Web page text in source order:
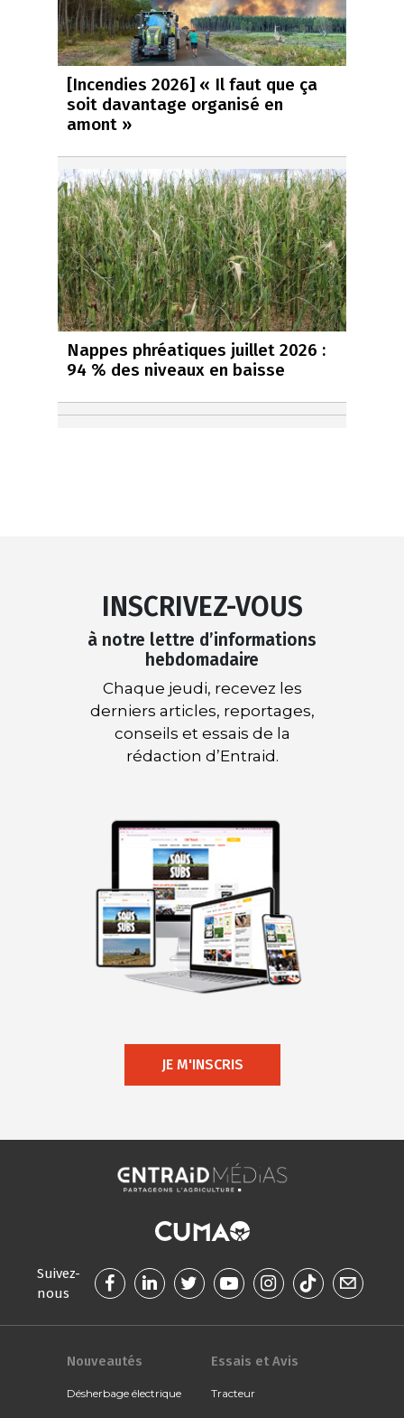
[Incendies 2026] « Il faut que ça
soit davantage organisé en
amont »
Nappes phréatiques juillet 2026 :
94 % des niveaux en baisse
INSCRIVEZ-VOUS
à notre lettre d’informations
hebdomadaire
Chaque jeudi, recevez les
derniers articles, reportages,
conseils et essais de la
rédaction d’Entraid.
JE M'INSCRIS
Suivez-
nous
Nouveautés
Désherbage électrique
Essais et Avis
Tracteur